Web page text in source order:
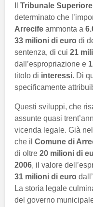
Tribunale
determinato che
Arrecife ammonta a
33 milioni di euro di
sentenza, di cui 21
dall’espropriazione e
titolo di interessi. Di
specificamente
Questi sviluppi, che
assunte quasi
vicenda legale. Già nel
che il Comune di
di oltre 20 milioni di
2006, il valore
31 milioni di euro
La storia legale
del governo